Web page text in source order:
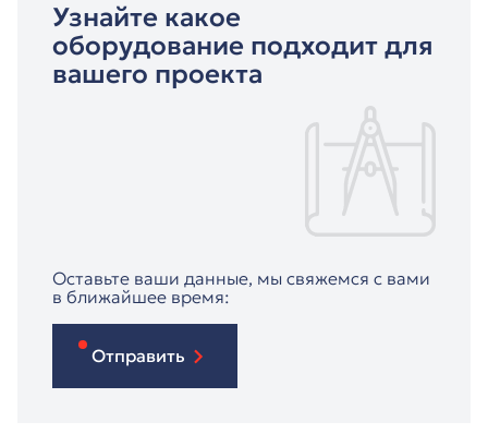
Узнайте какое
оборудование подходит для
вашего проекта
Оставьте ваши данные, мы свяжемся с вами
в ближайшее время:
Отправить